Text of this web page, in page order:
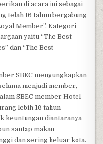
di acara ini sebagai
telah 16 tahun bergabung
Member”. Kategori
yaitu “The Best
dan “The Best
SBEC mengungkapkan
menjadi member,
SBEC member Hotel
lebih 16 tahun
keuntungan diantaranya
santap makan
dan sering keluar kota.